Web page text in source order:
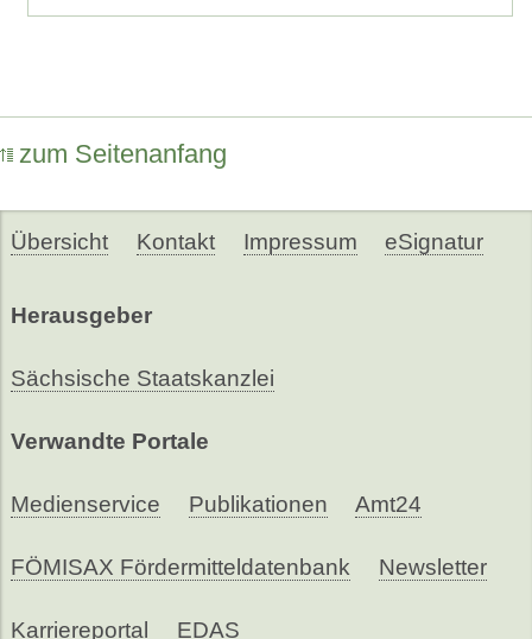
zum Seitenanfang
Übersicht Kontakt Impressum eSignatur
Herausgeber
Sächsische Staatskanzlei
Verwandte Portale
Medienservice Publikationen Amt24
FÖMISAX Fördermitteldatenbank Newsletter
Karriereportal EDAS